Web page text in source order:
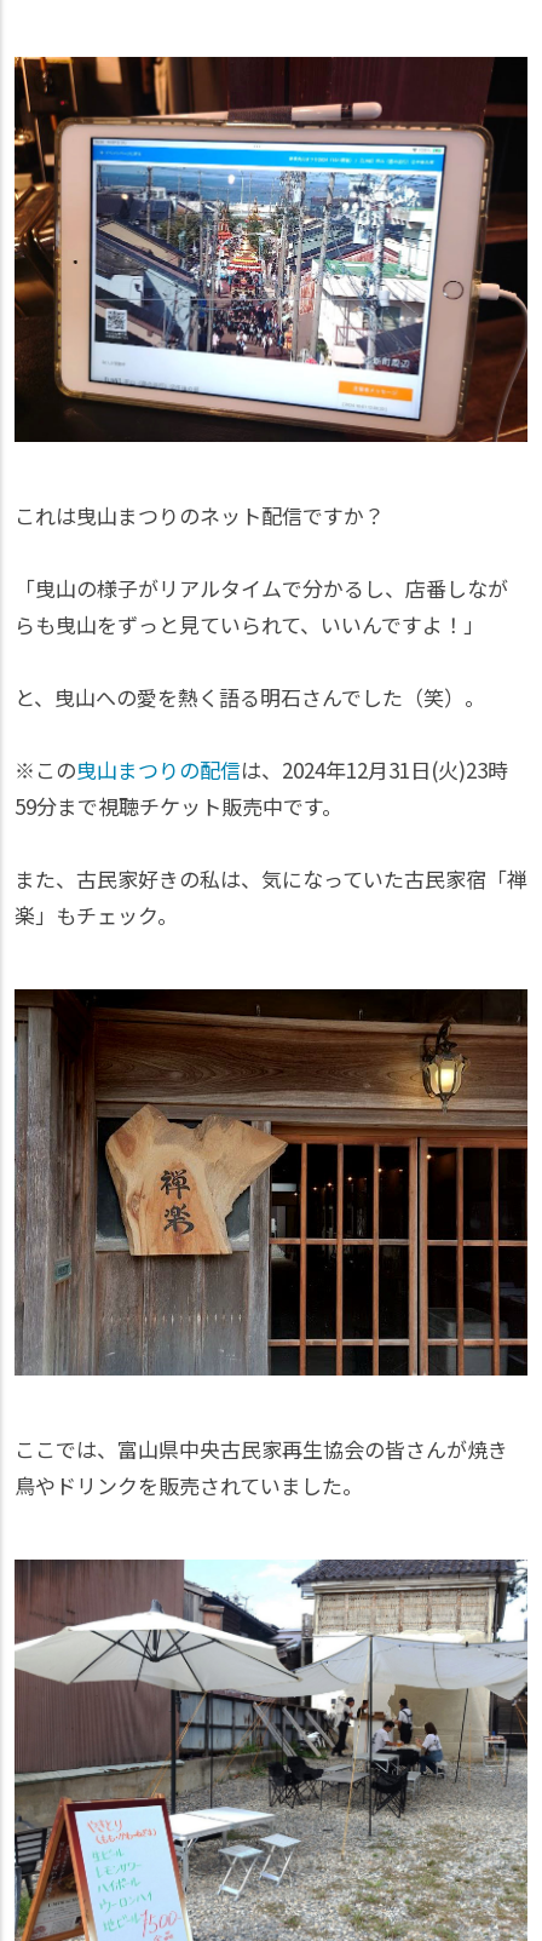
これは曳山まつりのネット配信ですか？
「曳山の様子がリアルタイムで分かるし、店番しなが
らも曳山をずっと見ていられて、いいんですよ！」
と、曳山への愛を熱く語る明石さんでした（笑）。
※この曳山まつりの配信は、2024年12月31日(火)23時
59分まで視聴チケット販売中です。
また、古民家好きの私は、気になっていた古民家宿「禅
楽」もチェック。
ここでは、富山県中央古民家再生協会の皆さんが焼き
鳥やドリンクを販売されていました。